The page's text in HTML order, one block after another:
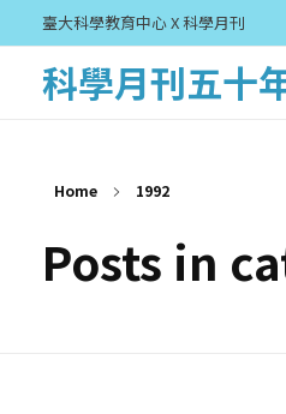
臺大科學教育中心 X 科學月刊
科學月刊五十
Home 1992
Posts in